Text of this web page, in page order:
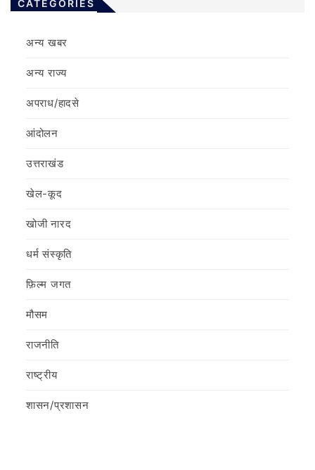
CATEGORIES
अन्य खबर
अन्य राज्य
अपराध/हादसे
आंदोलन
उत्तराखंड
खेल-कूद
खोजी नारद
धर्म संस्कृति
फ़िल्‍म जगत
मौसम
राजनीति
राष्ट्रीय
शासन/प्रशासन